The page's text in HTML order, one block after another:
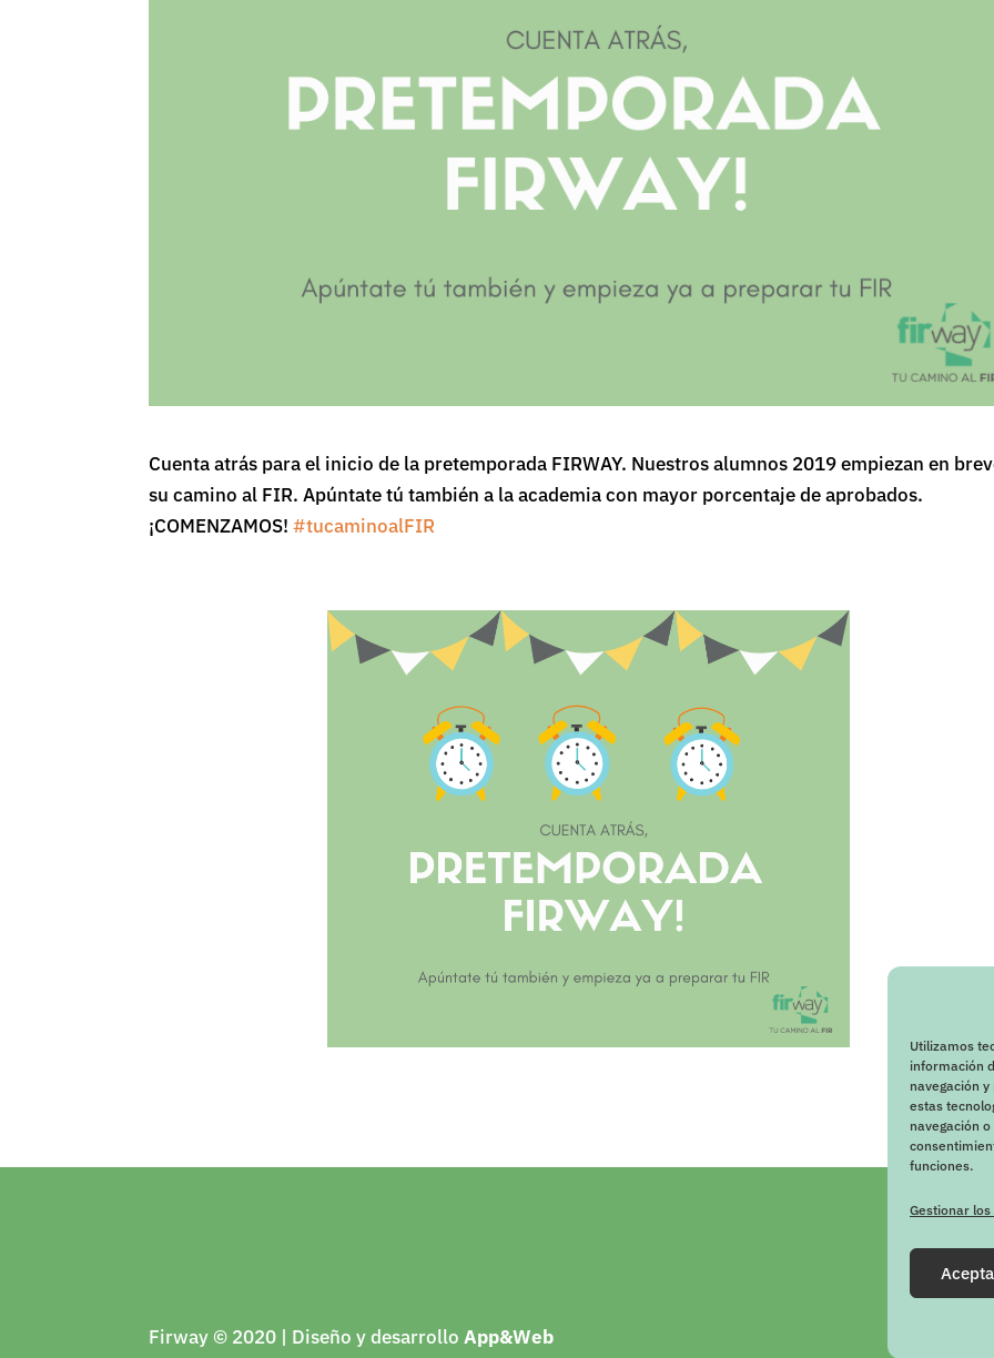
Utilizamos
información
navegación
estas
navegación
funciones.
Gestionar
Cuenta atrás para el inicio de la pretemporada FIRWAY. Nuestros alumnos 2019 empiezan en
su camino al FIR. Apúntate tú también a la academia con mayor porcentaje de aprobados.
¡COMENZAMOS!#tucaminoalFIR
Firway © 2020 | Diseño y desarrolloApp&Web